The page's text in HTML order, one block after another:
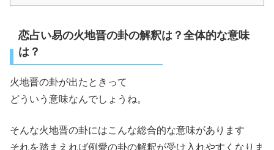
恋占い易の火地晋の卦の解釈は？全体的な意味
は？
火地晋の卦が出たときって
どういう意味なんでしょうね。
そんな火地晋の卦にはこんな総合的な意味があります
それを踏まえれば例愛の卦の解釈が受け入れやすくなりま